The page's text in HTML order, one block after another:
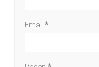
Email *